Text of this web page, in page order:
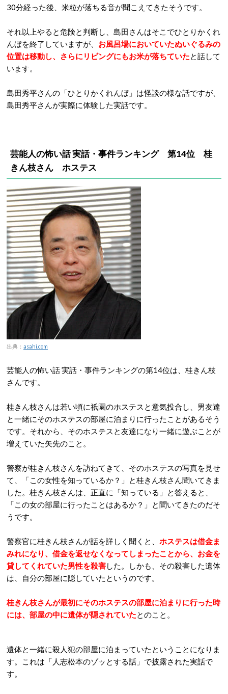
30分経った後、米粒が落ちる音が聞こえてきたそうです。
それ以上やると危険と判断し、島田さんはそこでひとりかくれ
んぼを終了していますが、 お風呂場においていたぬいぐるみの
位置は移動し、さらにリビングにもお米が落ちていたと話して
います。
島田秀平さんの「ひとりかくれんぼ」は怪談の様な話ですが、
島田秀平さんが実際に体験した実話です。
芸能人の怖い話 実話・事件ランキング 第14位 桂
きん枝さん ホステス
出典： asahi.com
芸能人の怖い話 実話・事件ランキングの第14位は、桂きん枝
さんです。
桂きん枝さんは若い頃に祇園のホステスと意気投合し、男友達
と一緒にそのホステスの部屋に泊まりに行ったことがあるそう
です。それから、そのホステスと友達になり一緒に遊ぶことが
増えていた矢先のこと。
警察が桂きん枝さんを訪ねてきて、そのホステスの写真を見せ
て、「この女性を知っているか？」と桂きん枝さん聞いてきま
した。桂きん枝さんは、正直に「知っている」と答えると、
「この女の部屋に行ったことはあるか？」と聞いてきたのだそ
うです。
警察官に桂きん枝さんが話を詳しく聞くと、 ホステスは借金ま
みれになり、借金を返せなくなってしまったことから、お金を
貸してくれていた男性を殺害した。しかも、その殺害した遺体
は、自分の部屋に隠していたというのです。
桂きん枝さんが最初にそのホステスの部屋に泊まりに行った時
には、部屋の中に遺体が隠されていたとのこと。
遺体と一緒に殺人犯の部屋に泊まっていたということになりま
す。これは「人志松本のゾッとする話」で披露された実話で
す。